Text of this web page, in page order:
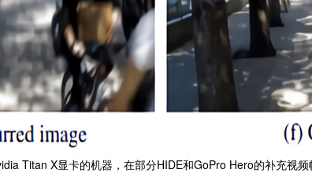
Titan X显卡的机器，在部分HIDE和GoPro Hero的补充视